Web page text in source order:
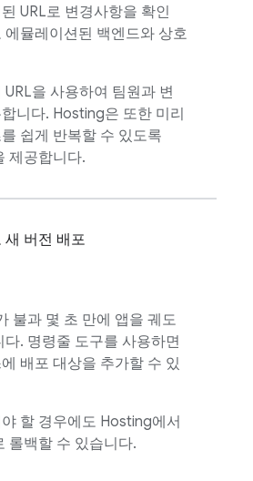
URL로 변경사항을 확인
에뮬레이션된 백엔드와 상호
을 사용하여 팀원과 변
니다. Hosting은 또한 미리
쉽게 반복할 수 있도록
제공합니다.
새 버전 배포
불과 몇 초 만에 앱을 궤도
다. 명령줄 도구를 사용하면
배포 대상을 추가할 수 있
할 경우에도 Hosting에서
롤백할 수 있습니다.